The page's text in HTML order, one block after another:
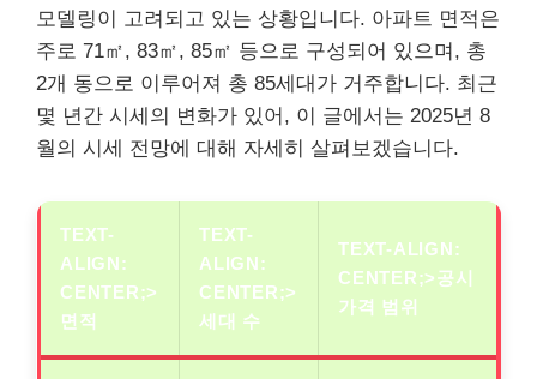
모델링이 고려되고 있는 상황입니다. 아파트 면적은
주로 71㎡, 83㎡, 85㎡ 등으로 구성되어 있으며, 총
2개 동으로 이루어져 총 85세대가 거주합니다. 최근
몇 년간 시세의 변화가 있어, 이 글에서는 2025년 8
월의 시세 전망에 대해 자세히 살펴보겠습니다.
TEXT-
ALIGN:
CENTER;>
면적
TEXT-
ALIGN:
CENTER;>
세대 수
TEXT-ALIGN:
CENTER;>공시
가격 범위